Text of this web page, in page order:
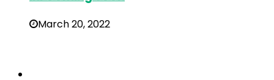
March 20, 2022